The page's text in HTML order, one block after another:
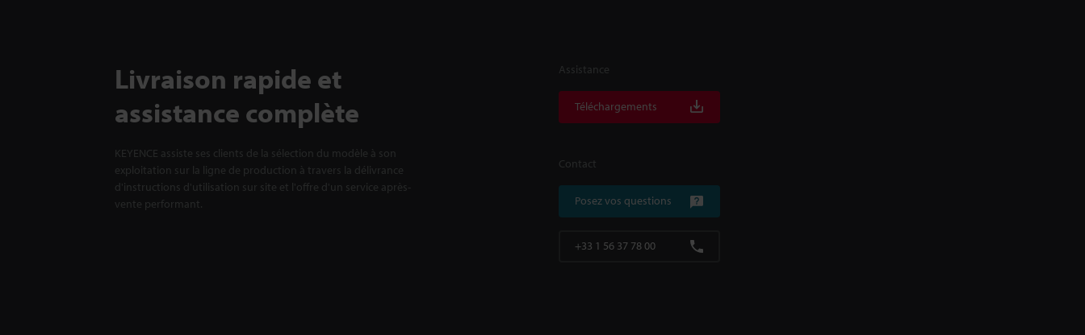
Livraison rapide et
assistance complète
KEYENCE assiste ses clients de la sélection du modèle à son
exploitation sur la ligne de production à travers la délivrance
d'instructions d'utilisation sur site et l'offre d'un service après-
vente performant.
Assistance
Téléchargements
Contact
Posez vos questions
+33 1 56 37 78 00